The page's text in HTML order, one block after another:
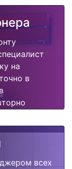
на
в
всех